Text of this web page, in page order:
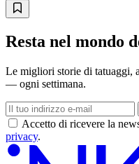
Resta nel mondo
Le migliori storie di tatuaggi,
— ogni settimana.
Accetto di ricevere la
privacy.